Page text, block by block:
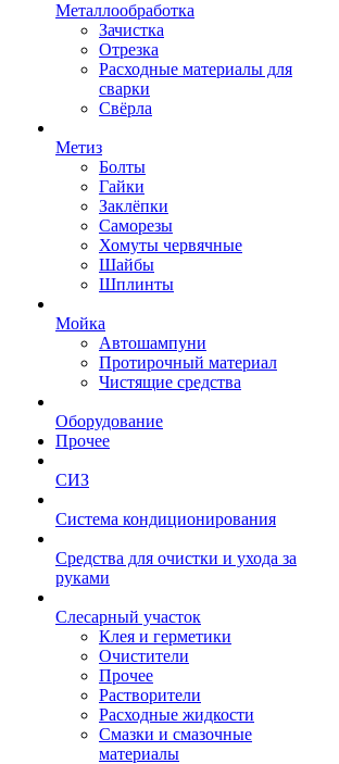
Металлообработка
Зачистка
Отрезка
Расходные материалы для
сварки
Свёрла
Метиз
Болты
Гайки
Заклёпки
Саморезы
Хомуты червячные
Шайбы
Шплинты
Мойка
Автошампуни
Протирочный материал
Чистящие средства
Оборудование
Прочее
СИЗ
Система кондиционирования
Средства для очистки и ухода за
руками
Слесарный участок
Клея и герметики
Очистители
Прочее
Растворители
Расходные жидкости
Смазки и смазочные
материалы